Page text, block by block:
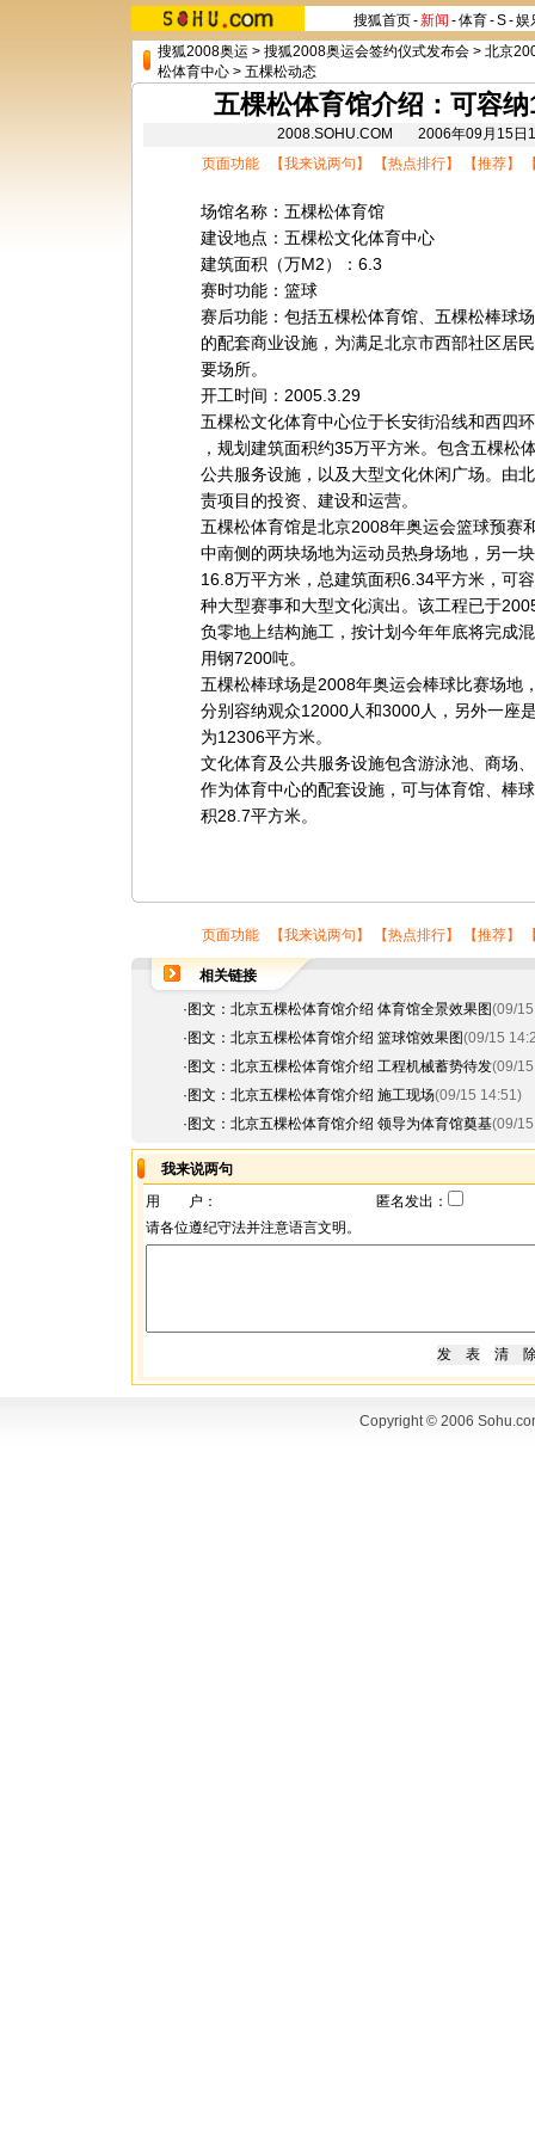
搜狐首页-新闻 -体育-S-娱
搜狐2008奥运 > 搜狐2008奥运会签约仪式发布会 > 北京
松体育中心 > 五棵松动态
五棵松体育馆介绍：可容
2008.SOHU.COM 2006年09月15
页面功能 【我来说两句 】 【热点排行】 【推荐】
场馆名称：五棵松体育馆
建设地点：五棵松文化体育中心
建筑面积（万M2）：6.3
赛时功能：篮球
赛后功能：包括五棵松体育馆、五棵松棒球场
的配套商业设施，为满足北京市西部社区居民
要场所。
开工时间：2005.3.29
五棵松文化体育中心位于长安街沿线和西四环
，规划建筑面积约35万平方米。包含五棵松
公共服务设施，以及大型文化休闲广场。由北
责项目的投资、建设和运营。
五棵松体育馆是北京2008年奥运会篮球预赛
中南侧的两块场地为运动员热身场地，另一块
16.8万平方米，总建筑面积6.34平方米，可容
种大型赛事和大型文化演出。该工程已于
负零地上结构施工，按计划今年年底将完成混
用钢7200吨。
五棵松棒球场是2008年奥运会棒球比赛场地
分别容纳观众12000人和3000人，另外一座
为12306平方米。
文化体育及公共服务设施包含游泳池、商场、
作为体育中心的配套设施，可与体育馆、棒球
积28.7平方米。
页面功能 【我来说两句 】 【热点排行】 【推荐】
相关链接
· 图文：北京五棵松体育馆介绍 体育馆全景效果图(09/
· 图文：北京五棵松体育馆介绍 篮球馆效果图(09/15
· 图文：北京五棵松体育馆介绍 工程机械蓄势待发(09/
· 图文：北京五棵松体育馆介绍 施工现场(09/15 14:51)
· 图文：北京五棵松体育馆介绍 领导为体育馆奠基(09/
我来说两句
用 户：
匿名发出：
请各位遵纪守法并注意语言文明。
Copyright © 2006